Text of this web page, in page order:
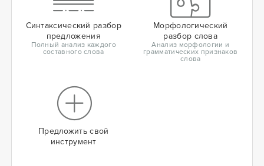
Синтаксический разбор
предложения
Полный анализ каждого
составного слова
Морфологический
разбор слова
Анализ морфологии и
грамматических признаков
слова
Предложить свой
инструмент